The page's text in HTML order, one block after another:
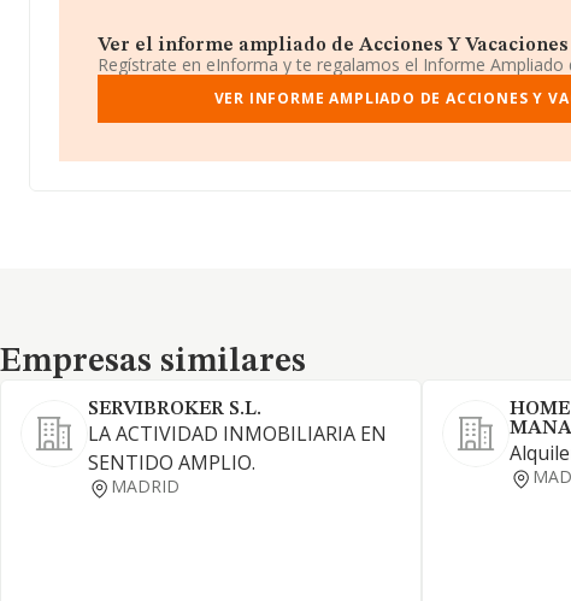
Ver el informe ampliado de Acciones Y Vacaciones
Regístrate en eInforma y te regalamos el Informe Ampliado
VER INFORME AMPLIADO DE ACCIONES Y
Empresas similares
Empresas similares
SERVIBROKER S.L.
LA ACTIVIDAD INMOBILIARIA EN
SENTIDO AMPLIO.
MADRID
HOME